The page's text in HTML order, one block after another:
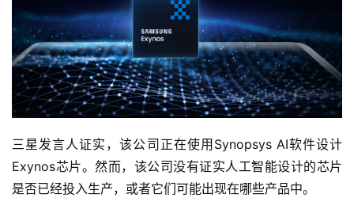
三星发言人证实，该公司正在使用Synopsys AI软件设计
Exynos芯片。然而，该公司没有证实人工智能设计的芯片
是否已经投入生产，或者它们可能出现在哪些产品中。